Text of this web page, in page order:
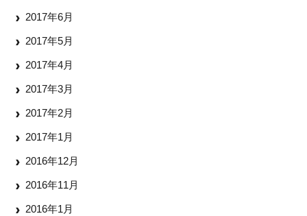
2017年6月
2017年5月
2017年4月
2017年3月
2017年2月
2017年1月
2016年12月
2016年11月
2016年1月